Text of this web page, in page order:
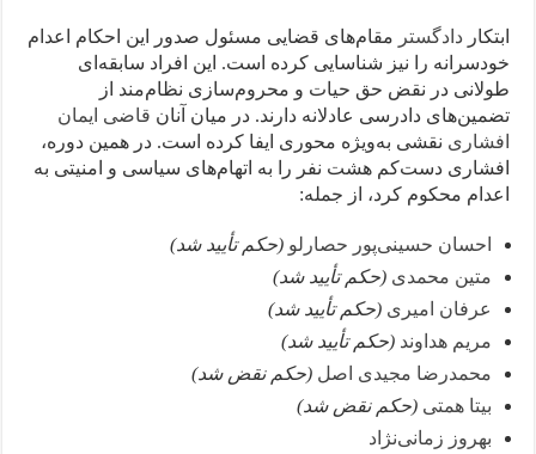
ابتکاردادگستر مقام‌های قضایی مسئول صدور این احکام اعدام
خودسرانه را نیز شناسایی کرده است. این افراد سابقه‌ای
طولانی در نقض حق حیات و محروم‌سازی نظام‌مند از
تضمین‌های دادرسی عادلانه دارند. در میان آنان قاضی ایمان
افشاری نقشی به‌ویژه محوری ایفا کرده است. در همین دوره،
افشاری دست‌کم هشت نفر را به اتهام‌های سیاسی و امنیتی به
اعدام محکوم کرد، از جمله:
احسان حسینی‌پور حصارلو (حکم تأیید شد)
متین محمدی (حکم تأیید شد)
عرفان امیری (حکم تأیید شد)
مریم هداوند (حکم تأیید شد)
محمدرضا مجیدی اصل (حکم نقض شد)
بیتا همتی (حکم نقض شد)
بهروز زمانی‌نژاد